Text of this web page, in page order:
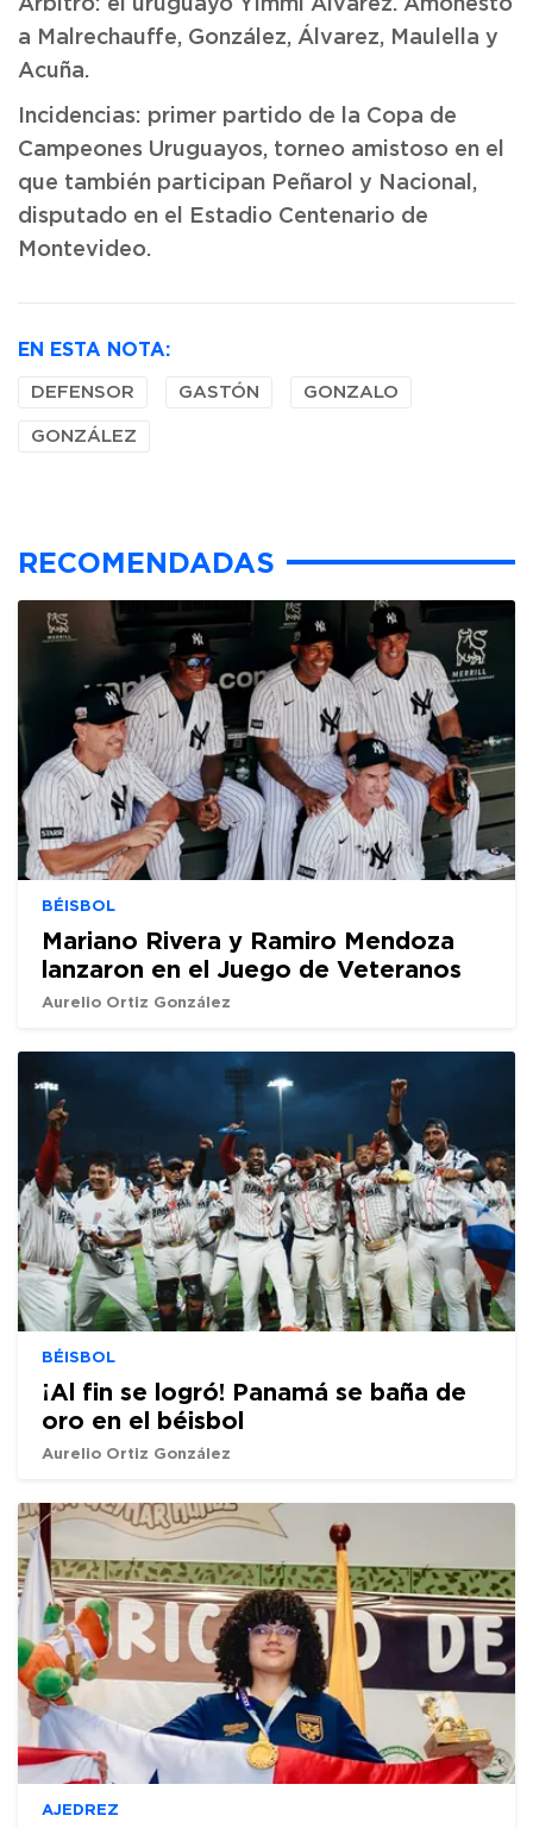
Árbitro: el uruguayo Yimmi Álvarez. Amonestó
a Malrechauffe, González, Álvarez, Maulella y
Acuña.
Incidencias: primer partido de la Copa de
Campeones Uruguayos, torneo amistoso en el
que también participan Peñarol y Nacional,
disputado en el Estadio Centenario de
Montevideo.
EN ESTA NOTA:
DEFENSOR GASTÓN GONZALO
GONZÁLEZ
RECOMENDADAS
BÉISBOL
Mariano Rivera y Ramiro Mendoza
lanzaron en el Juego de Veteranos
Aurelio Ortiz González
BÉISBOL
¡Al fin se logró! Panamá se baña de
oro en el béisbol
Aurelio Ortiz González
AJEDREZ